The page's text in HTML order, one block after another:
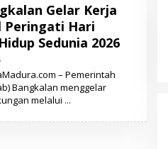
Gelar Kerja
Peringati Hari
Sedunia 2026
O
E
H
L
– Pemerintah
Bangkalan menggelar
melalui